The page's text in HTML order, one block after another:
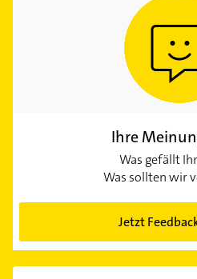
Ihre
Was gefällt
Was sollten wir
Jetzt